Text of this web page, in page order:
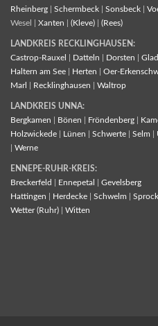
Rheinberg
Schermbeck Sonsbeck
Wesel | Xanten (Kleve) (Rees)
LANDKREIS RECKLINGHAUSEN:
Castrop-Rauxel
Datteln Dorsten
Haltern am See
Herten
Oer-
Marl
Recklinghausen Waltrop
LANDKREIS UNNA:
Bergkamen
Bönen Fröndenberg
Holzwickede
Lünen Schwerte Selm
Werne
ENNEPE-RUHR-KREIS:
Breckerfeld
Ennepetal
Gevelsberg
Hattingen
Herdecke Schwelm
Wetter (Ruhr)
Witten